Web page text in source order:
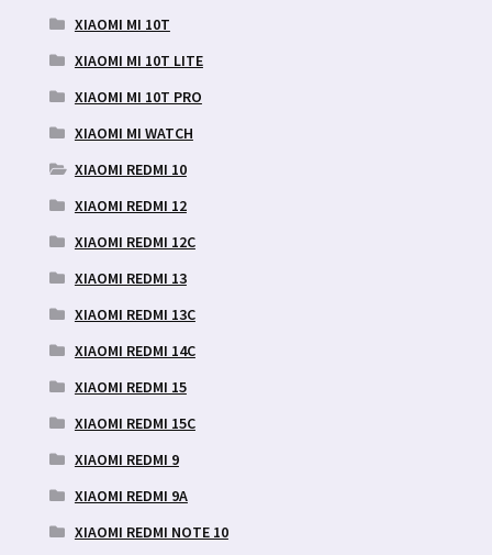
XIAOMI MI 10T
XIAOMI MI 10T LITE
XIAOMI MI 10T PRO
XIAOMI MI WATCH
XIAOMI REDMI 10
XIAOMI REDMI 12
XIAOMI REDMI 12C
XIAOMI REDMI 13
XIAOMI REDMI 13C
XIAOMI REDMI 14C
XIAOMI REDMI 15
XIAOMI REDMI 15C
XIAOMI REDMI 9
XIAOMI REDMI 9A
XIAOMI REDMI NOTE 10